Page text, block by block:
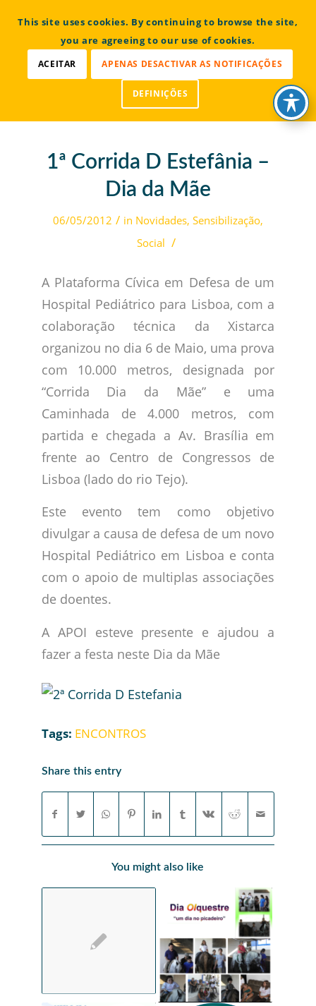
Bem vindo à Associação Portuguesa de Osteogénese
Imperfeita
1ª Corrida D Estefânia –
Dia da Mãe
06/05/2012 / in Novidades, Sensibilização,
Social /
A Plataforma Cívica em Defesa de um
Hospital Pediátrico para Lisboa, com a
colaboração técnica da Xistarca
organizou no dia 6 de Maio, uma prova
com 10.000 metros, designada por
“Corrida Dia da Mãe” e uma
Caminhada de 4.000 metros, com
partida e chegada a Av. Brasília em
frente ao Centro de Congressos de
Lisboa (lado do rio Tejo).
Este evento tem como objetivo
divulgar a causa de defesa de um novo
Hospital Pediátrico em Lisboa e conta
com o apoio de multiplas associações
de doentes.
A APOI esteve presente e ajudou a
fazer a festa neste Dia da Mãe
Tags: ENCONTROS
Share this entry
You might also like
This site uses cookies. By continuing to browse the site,
you are agreeing to our use of cookies.
ACEITAR APENAS DESACTIVAR AS NOTIFICAÇÕES
DEFINIÇÕES